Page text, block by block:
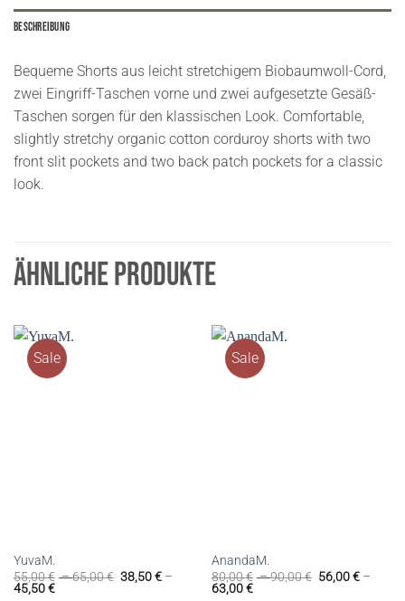
Beschreibung
Bequeme Shorts aus leicht stretchigem Biobaumwoll-Cord,
zwei Eingriff-Taschen vorne und zwei aufgesetzte Gesäß-
Taschen sorgen für den klassischen Look. Comfortable,
slightly stretchy organic cotton corduroy shorts with two
front slit pockets and two back patch pockets for a classic
look.
ÄHNLICHE PRODUKTE
Sale
YuvaM.
55,00€ –65,00€ 38,50€–
45,50€
Sale
AnandaM.
80,00€ –90,00€ 56,00€–
63,00€